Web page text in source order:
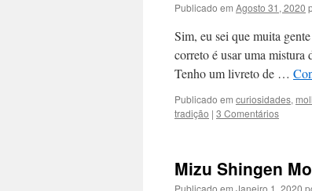
Publicado em Agosto 31, 2020
Sim, eu sei que muita
correto é usar uma mistura
Tenho um livreto de …
Publicado em curiosidades,
tradição | 3 Comentários
Mizu Shingen
Publicado em Janeiro 1, 2020